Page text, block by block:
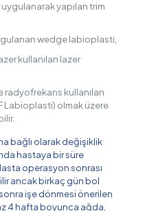
yapılan trim
wedge labioplasti,
kullanılan lazer
radyofrekans kullanılan
Labioplasti) olmak üzere
bağlı olarak değişiklik
hastaya bir süre
operasyon sonrası
ancak birkaç gün bol
işe dönmesi önerilen
4 hafta boyunca ağda,